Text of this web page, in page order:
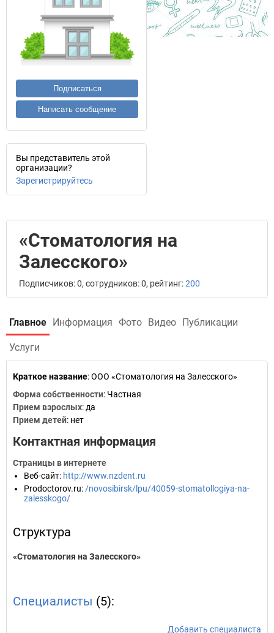
Подписаться
Написать сообщение
Вы представитель этой
организации?
Зарегистрируйтесь
«Стоматология на
Залесского»
Подписчиков: 0, сотрудников: 0, рейтинг:200
Главное Информация Фото Видео Публикации
Услуги
Краткое название:ООО «Стоматология на Залесского»
Форма собственности: Частная
Прием взрослых: да
Прием детей: нет
Контактная информация
Страницы в интернете
Веб-сайт: http://www.nzdent.ru
Prodoctorov.ru: /novosibirsk/lpu/40059-stomatollogiya-na-
zalesskogo/
Структура
«Стоматология на Залесского»
Специалисты (5):
Добавить специалиста